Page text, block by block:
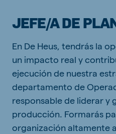
JEFE/A DE
En De Heus, tendrás la
un impacto real y
ejecución de nuestra
departamento de
responsable de liderar y
producción. Formarás
organización altamente